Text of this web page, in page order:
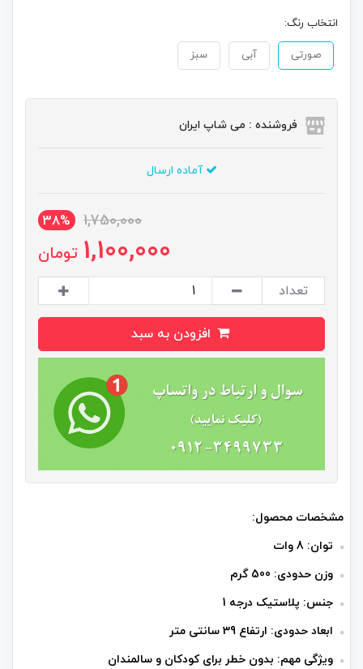
انتخاب رنگ:
صورتی آبی سبز
فروشنده : می شاپ ایران
آماده ارسال
1,750,000
38%
1,100,000 تومان
تعداد
مشخصات محصول:
توان: 8 وات
وزن حدودی: 500 گرم
جنس: پلاستیک درجه 1
ابعاد حدودی: ارتفاع 39 سانتی متر
ویژگی مهم: بدون خطر برای کودکان و سالمندان